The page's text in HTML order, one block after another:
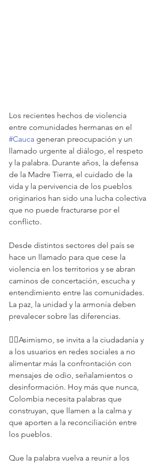
Los recientes hechos de violencia
entre comunidades hermanas en el
#Cauca generan preocupación y un
llamado urgente al diálogo, el respeto
y la palabra. Durante años, la defensa
de la Madre Tierra, el cuidado de la
vida y la pervivencia de los pueblos
originarios han sido una lucha colectiva
que no puede fracturarse por el
conflicto.
Desde distintos sectores del país se
hace un llamado para que cese la
violencia en los territorios y se abran
caminos de concertación, escucha y
entendimiento entre las comunidades.
La paz, la unidad y la armonía deben
prevalecer sobre las diferencias.
👉🏽Asimismo, se invita a la ciudadanía y
a los usuarios en redes sociales a no
alimentar más la confrontación con
mensajes de odio, señalamientos o
desinformación. Hoy más que nunca,
Colombia necesita palabras que
construyan, que llamen a la calma y
que aporten a la reconciliación entre
los pueblos.
Que la palabra vuelva a reunir a los